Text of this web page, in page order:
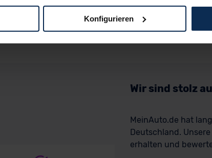
Sie hierzu Ihre Einwilligung freiwillig erteilen. Nähere
Konfigurieren
Wir sind stolz
MeinAuto.de hat
Deutschland.
erhalten und